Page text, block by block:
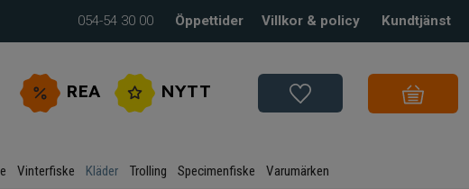
054-54 30 00 Öppettider Villkor & policy Kundtjänst
REA NYTT
Vinterfiske Kläder Trolling Specimenfiske Varumärken